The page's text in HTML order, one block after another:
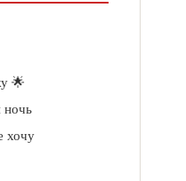
🌟
ночь
хочу